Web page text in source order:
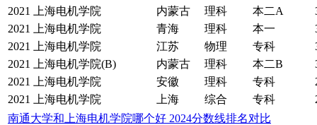
2021
上海电机学院 内蒙古 理科 本二A
2021
上海电机学院 青海 理科 本一
2021
上海电机学院 江苏 物理 专科
2021
上海电机学院(B) 内蒙古 理科 本二B
2021
上海电机学院 安徽 理科 专科
2021
上海电机学院 上海 综合 专科
南通大学和上海电机学院哪个好 2024分数线排名对比